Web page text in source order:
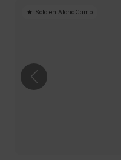
Solo en AlohaCamp